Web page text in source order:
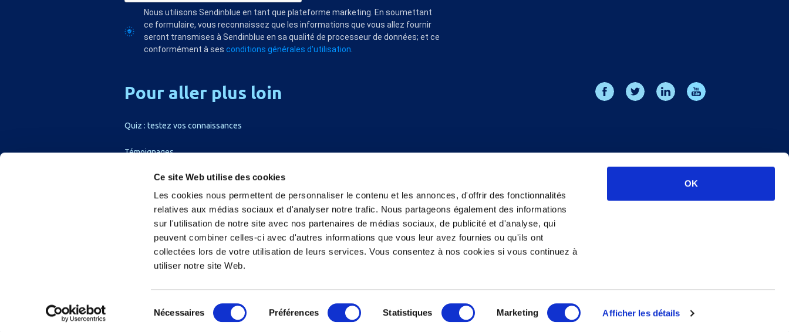
Ce site Web utilise des cookies
Les cookies nous permettent de personnaliser le contenu et les annonces, d'offrir des fonctionnalités
relatives aux médias sociaux et d'analyser notre trafic. Nous partageons également des informations
sur l'utilisation de notre site avec nos partenaires de médias sociaux, de publicité et d'analyse, qui
peuvent combiner celles-ci avec d'autres informations que vous leur avez fournies ou qu'ils ont
collectées lors de votre utilisation de leurs services. Vous consentez à nos cookies si vous continuez à
utiliser notre site Web.
du
Nécessaires Préférences Statistiques Marketing Afficher les détails
OK
Nous utilisons Sendinblue en tant que plateforme marketing. En soumettant
ce formulaire, vous reconnaissez que les informations que vous allez fournir
seront transmises à Sendinblue en sa qualité de processeur de données; et ce
conformément à sesconditions générales d'utilisation
Pour aller plus loin
Quiz : testez vos connaissances
Témoignages
Nous contacter